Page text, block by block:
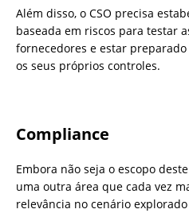
Além disso, o CSO precisa
baseada em riscos para testar
fornecedores e estar
os seus próprios controles.
Compliance
Embora não seja o escopo
uma outra área que cada vez
relevância no cenário